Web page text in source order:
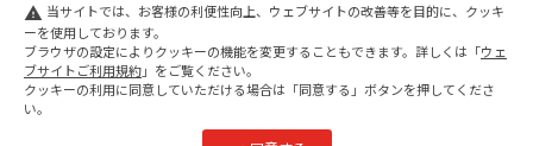
PC スマートフォン
copyright KENKO Mayonnaise Co.,Ltd.All rights reserved.
warning 当サイトでは、お客様の利便性向上、ウェブサイトの改善等を目的に、クッキ
ーを使用しております。
ブラウザの設定によりクッキーの機能を変更することもできます。詳しくは「ウェ
ブサイトご利用規約」をご覧ください。
クッキーの利用に同意していただける場合は「同意する」ボタンを押してくださ
い。